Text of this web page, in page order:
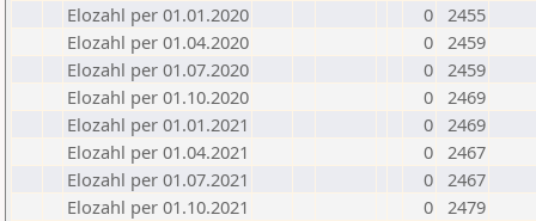
Elozahl per 01.01.2020
0 2455
Elozahl per 01.04.2020
0 2459
Elozahl per 01.07.2020
0 2459
Elozahl per 01.10.2020
0 2469
Elozahl per 01.01.2021
0 2469
Elozahl per 01.04.2021
0 2467
Elozahl per 01.07.2021
0 2467
Elozahl per 01.10.2021
0 2479